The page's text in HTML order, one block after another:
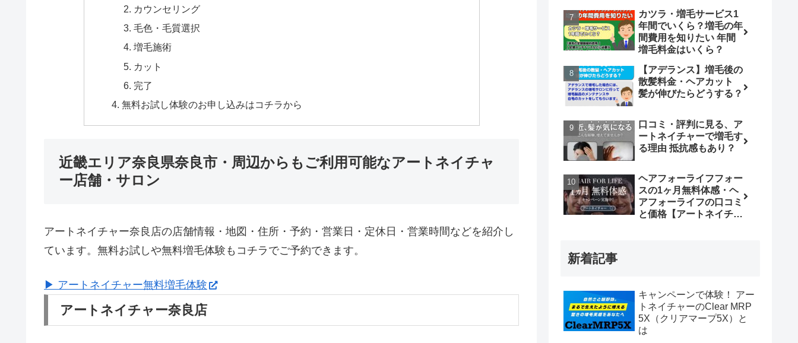
カウンセリング
毛色・毛質選択
増毛施術
カット
完了
無料お試し体験のお申し込みはコチラから
近畿エリア奈良県奈良市・周辺からもご利用可能なアートネイチャ
ー店舗・サロン
アートネイチャー奈良店の店舗情報・地図・住所・予約・営業日・定休日・営業時間などを紹介し
ています。無料お試しや無料増毛体験もコチラでご予約できます。
▶ アートネイチャー無料増毛体験
アートネイチャー奈良店
カツラ・増毛サービス1
年間でいくら？増毛の年
間費用を知りたい 年間
増毛料金はいくら？
【アデランス】増毛後の
散髪料金・ヘアカット
髪が伸びたらどうする？
口コミ・評判に見る、ア
ートネイチャーで増毛す
る理由 抵抗感もあり？
ヘアフォーライフフォー
スの1ヶ月無料体感・ヘ
アフォーライフの口コミ
と価格【アートネイチャ
新着記事
キャンペーンで体験！ アー
トネイチャーのClear MRP
5X（クリアマープ5X）と
は